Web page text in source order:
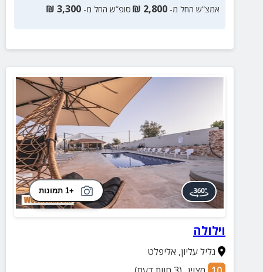
אמצ”ש החל מ- 2,800
₪ סופ”ש החל מ- 3,300
₪
+1 תמונות
וילולה
גליל עליון, אליפלט